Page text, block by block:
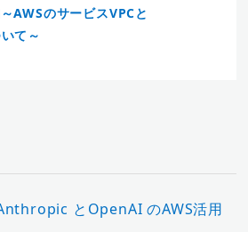
AWSのサービスVPCと
て～
とOpenAI のAWS活用